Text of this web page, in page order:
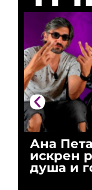
Ана
искрен
душа и